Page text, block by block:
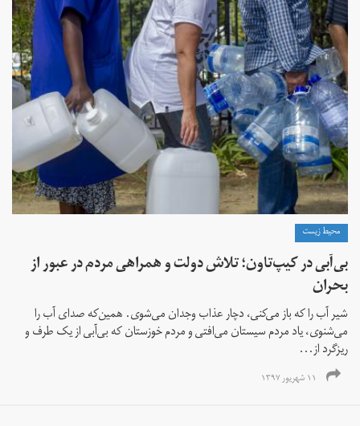
محیط زیست
بی‌آبی در کیپ‌تاون؛ تلاش دولت و همراهی مردم در عبور از
بحران
شیر آب را که باز می‌کنی، دچار عذاب وجدان می‌شوی. همین‌که صدای آب را
می‌شنوی، یاد مردم سیستان می‌افتی و مردم خوزستان که بی‌آبی از یک طرف و
ریزگرد از...
۱۱ شهریور ۱۳۹۷